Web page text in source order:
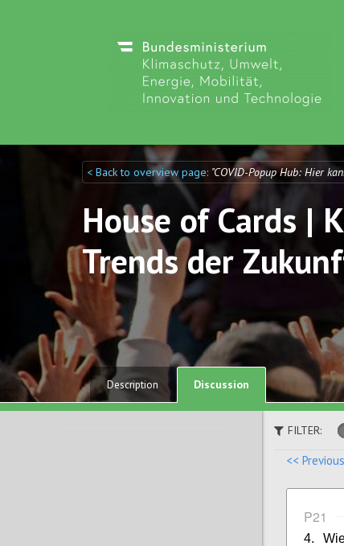
Discuto
< Back to overview page: "COVID-Popup Hub: Hier
House of Cards |
Trends der
Description
Discussion
FILTER:
<<
P21
4.